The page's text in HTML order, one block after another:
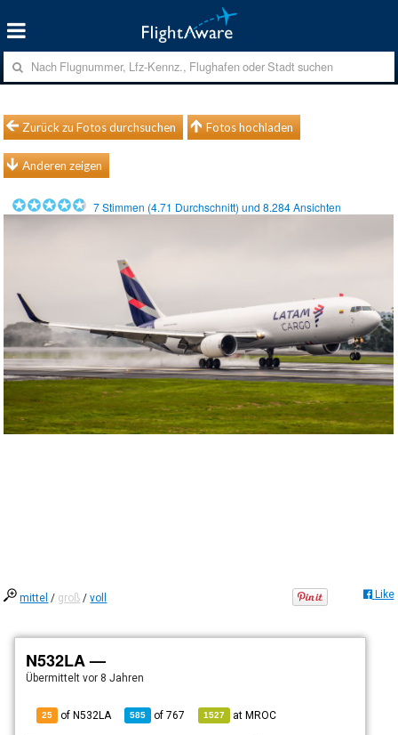
Zurück zu Fotos durchsuchen Fotos hochladen
Anderen zeigen
7Stimmen (4.71 Durchschnitt) und8.284Ansichten
mittel / groß /voll Like
N532LA —
Übermitteltvor 8 Jahren
25 of N532LA 585 of767 1527 atMROC